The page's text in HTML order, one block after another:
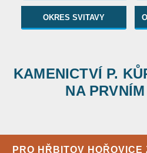
OKRES SVITAVY
KAMENICTVÍ P.
NA
PRO HŘBITOV